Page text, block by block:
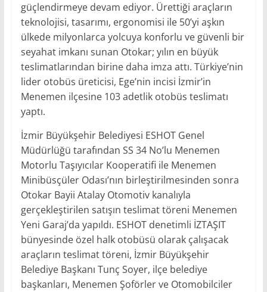
güçlendirmeye devam ediyor. Ürettiği araçların
teknolojisi, tasarımı, ergonomisi ile 50’yi aşkın
ülkede milyonlarca yolcuya konforlu ve güvenli bir
seyahat imkanı sunan Otokar; yılın en büyük
teslimatlarından birine daha imza attı. Türkiye’nin
lider otobüs üreticisi, Ege’nin incisi İzmir’in
Menemen ilçesine 103 adetlik otobüs teslimatı
yaptı.
İzmir Büyükşehir Belediyesi ESHOT Genel
Müdürlüğü tarafından SS 34 No’lu Menemen
Motorlu Taşıyıcılar Kooperatifi ile Menemen
Minibüsçüler Odası’nın birleştirilmesinden sonra
Otokar Bayii Atalay Otomotiv kanalıyla
gerçekleştirilen satışın teslimat töreni Menemen
Yeni Garaj’da yapıldı. ESHOT denetimli İZTAŞIT
bünyesinde özel halk otobüsü olarak çalışacak
araçların teslimat töreni, İzmir Büyükşehir
Belediye Başkanı Tunç Soyer, ilçe belediye
başkanları, Menemen Şoförler ve Otomobilciler